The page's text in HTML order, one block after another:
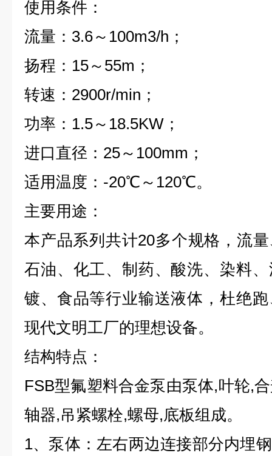
使用条件：
流量：3.6～100m3/h；
扬程：15～55m；
转速：2900r/min；
功率：1.5～18.5KW；
进口直径：25～100mm；
适用温度：-20℃～120℃。
主要用途：
本产品系列共计20多个规格，流
石油、化工、制药、酸洗、染料
镀、食品等行业输送液体，杜绝
现代文明工厂的理想设备。
结构特点：
FSB型氟塑料合金泵由泵体,叶轮,
轴器,吊紧螺栓,螺母,底板组成。
1、泵体：左右两边连接部分内埋